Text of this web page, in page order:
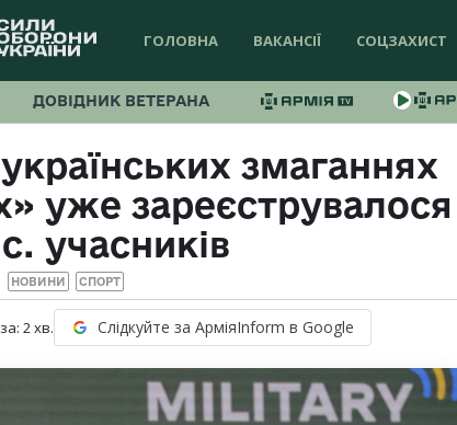
ГОЛОВНА ВАКАНСІЇ СОЦЗАХИСТ
ДОВІДНИК ВЕТЕРАНА
змаганнях
уже зареєструвалося
учасників
НОВИНИ СПОРТ
2хв. Слідкуйте за АрміяInform в Google